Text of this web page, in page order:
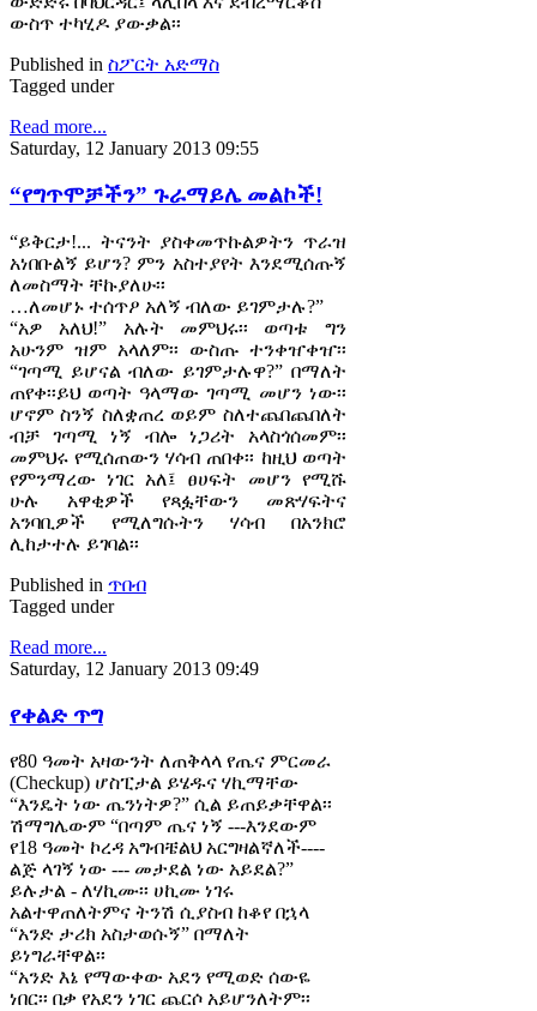
ውስጥ ተካሂዶ ያውቃል፡፡
Published in ስፖርት አድማስ
Tagged under
Read more...
Saturday, 12 January 2013 09:55
“የግጥሞቻችን” ጉራማይሌ መልኮች!
“ይቅርታ!... ትናንት ያስቀመጥኩልዎትን ጥራዝ
አነበቡልኝ ይሆን? ምን አስተያየት እንደሚሰጡኝ
ለመስማት ቸኩያለሁ፡፡
…ለመሆኑ ተሰጥዖ አለኝ ብለው ይገምታሉ?”
“አዎ አለህ!” አሉት መምህሩ፡፡ ወጣቱ ግን
አሁንም ዝም አላለም፡፡ ውስጡ ተንቀዠቀዠ፡፡
“ገጣሚ ይሆናል ብለው ይገምታሉዋ?” በማለት
ጠየቀ፡፡ይህ ወጣት ዓላማው ገጣሚ መሆን ነው፡፡
ሆኖም ስንኝ ስለቋጠረ ወይም ስለተጨበጨበለት
ብቻ ገጣሚ ነኝ ብሎ ነጋሪት አላስጎሰመም፡፡
መምህሩ የሚሰጠውን ሃሳብ ጠበቀ፡፡ ከዚህ ወጣት
የምንማረው ነገር አለ፤ ፀሀፍት መሆን የሚሹ
ሁሉ አዋቂዎች የጻፏቸውን መጽሃፍትና
አንባቢዎች የሚለግሱትን ሃሳብ በአንክሮ
ሊከታተሉ ይገባል፡፡
Published in ጥበብ
Tagged under
Read more...
Saturday, 12 January 2013 09:49
የቀልድ ጥግ
የ80 ዓመት አዛውንት ለጠቅላላ የጤና ምርመራ
(Checkup) ሆስፒታል ይሄዱና ሃኪማቸው
“እንዴት ነው ጤንነትዎ?” ሲል ይጠይቃቸዋል፡፡
ሽማግሌውም “በጣም ጤና ነኝ ---እንደውም
የ18 ዓመት ኮረዳ አግብቼልህ አርግዛልኛለች----
ልጅ ላገኝ ነው --- መታደል ነው አይደል?”
ይሉታል - ለሃኪሙ፡፡ ሀኪሙ ነገሩ
አልተዋጠለትምና ትንሽ ሲያስብ ከቆየ በኋላ
“አንድ ታሪክ አስታወሱኝ” በማለት
ይነግራቸዋል፡፡
“አንድ እኔ የማውቀው አደን የሚወድ ሰውዬ
ነበር፡፡ በቃ የአደን ነገር ጨርሶ አይሆንለትም፡፡